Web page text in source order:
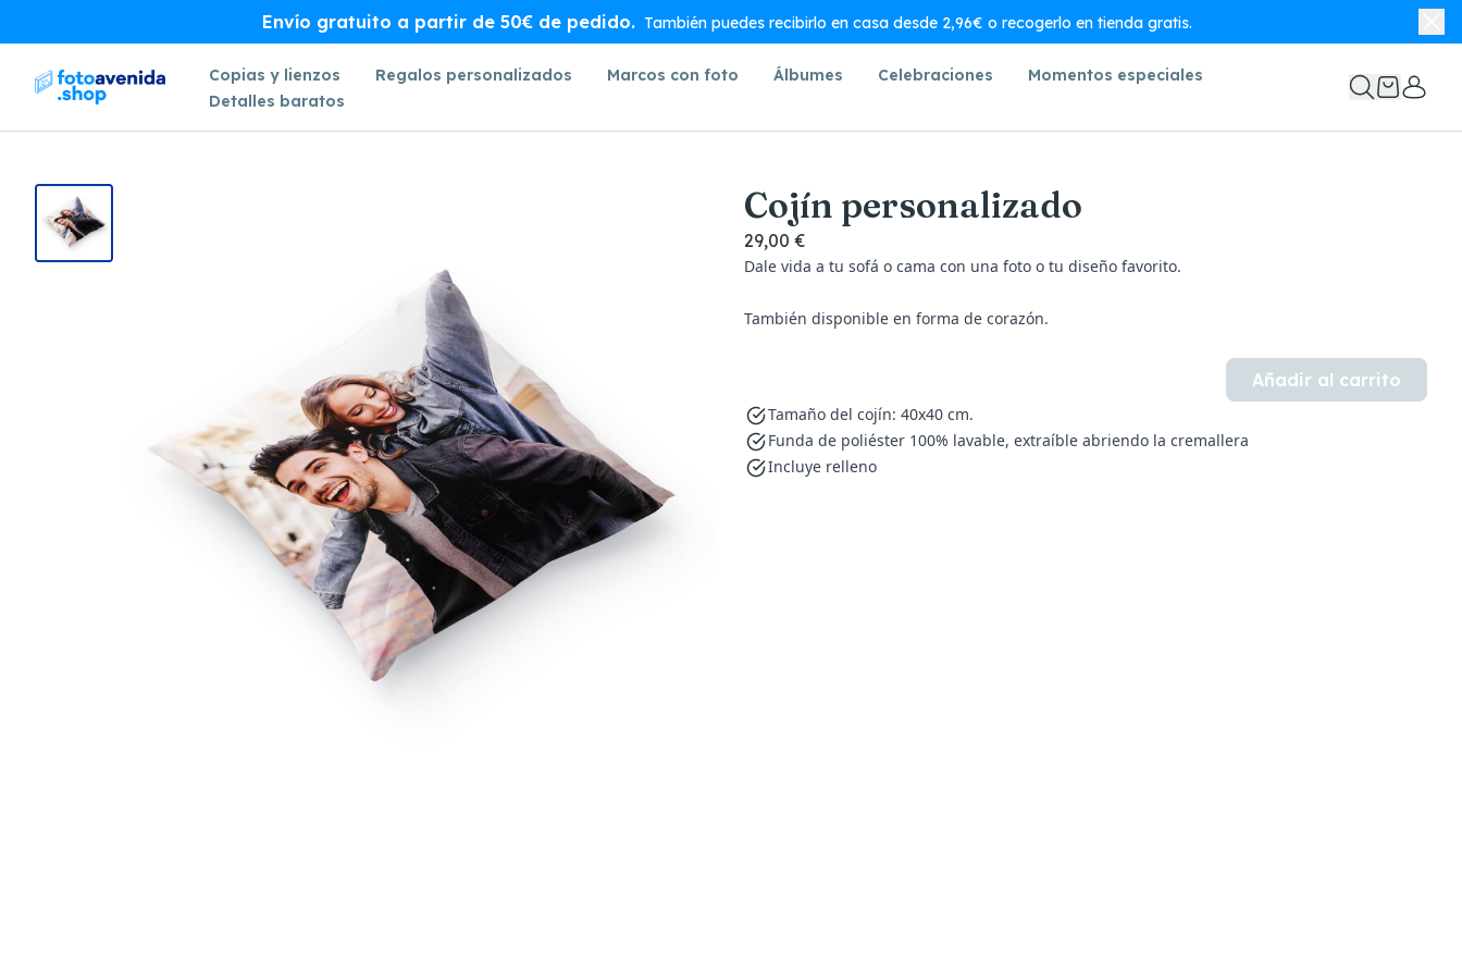
Envío gratuito a partir de 50€ de pedido. También puedes recibirlo en casa desde 2,96€ o recogerlo en tienda gratis.
Copias y lienzos Regalos personalizados Marcos con foto Álbumes Celebraciones
Momentos especiales
Detalles baratos
Cojín personalizado
29,00 €
Dale vida a tu sofá o cama con una foto o tu diseño favorito.
También disponible en forma de corazón.
Añadir al carrito
Tamaño del cojín: 40x40 cm.
Funda de poliéster 100% lavable, extraíble abriendo la cremallera
Incluye relleno